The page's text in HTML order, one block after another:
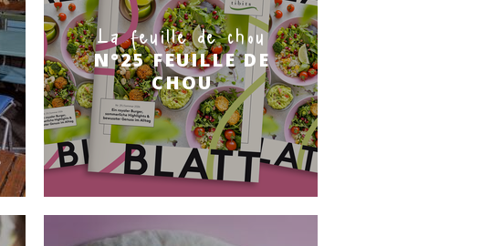
La feuille de chou
N°25 FEUILLE DE
CHOU